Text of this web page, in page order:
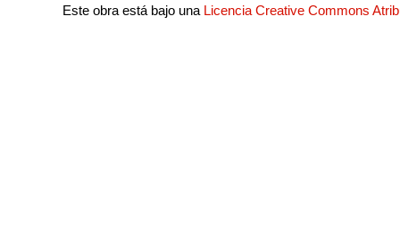
Este obra está bajo una Licencia Creative Commons